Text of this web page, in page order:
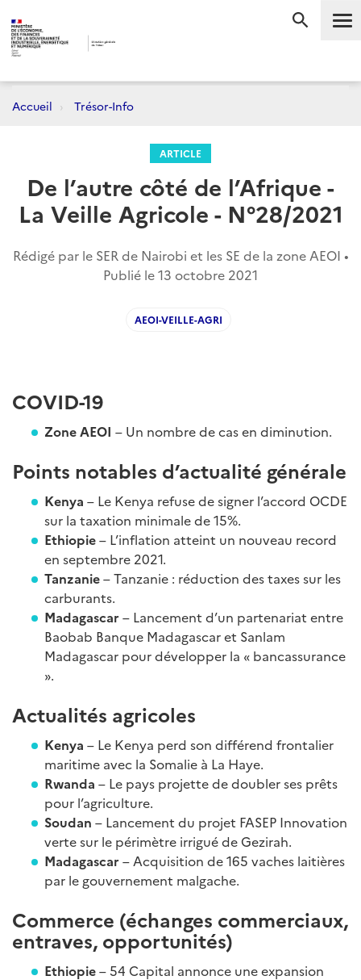
Accueil Trésor-Info
ARTICLE
De l’autre côté de l’Afrique -
La Veille Agricole - N°28/2021
Rédigé par le SER de Nairobi et les SE de la zone AEOI •
Publié le13 octobre 2021
AEOI-VEILLE-AGRI
COVID-19
Zone AEOI – Un nombre de cas en diminution.
Points notables d’actualité générale
Kenya – Le Kenya refuse de signer l’accord OCDE
sur la taxation minimale de 15%.
Ethiopie– L’inflation atteint un nouveau record
en septembre 2021.
Tanzanie– Tanzanie : réduction des taxes sur les
carburants.
Madagascar – Lancement d’un partenariat entre
Baobab Banque Madagascar et Sanlam
Madagascar pour développer la « bancassurance
».
Actualités agricoles
Kenya – Le Kenya perd son différend frontalier
maritime avec la Somalie à La Haye.
Rwanda – Le pays projette de doubler ses prêts
pour l’agriculture.
Soudan – Lancement du projet FASEP Innovation
verte sur le périmètre irrigué de Gezirah.
Madagascar – Acquisition de 165 vaches laitières
par le gouvernement malgache.
Commerce (échanges commerciaux,
entraves, opportunités)
Ethiopie– 54 Capital annonce une expansion